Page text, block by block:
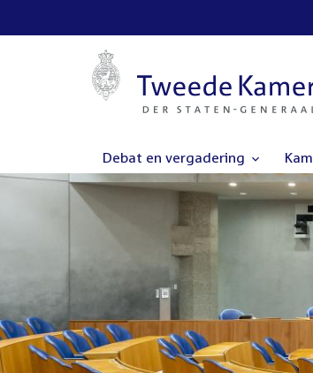
Debat en vergadering